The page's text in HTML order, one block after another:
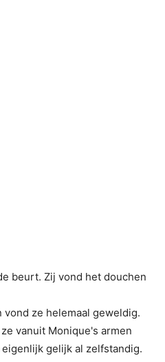
beurt. Zij vond het douchen
ze helemaal geweldig.
vanuit Monique's armen
gelijk al zelfstandig.